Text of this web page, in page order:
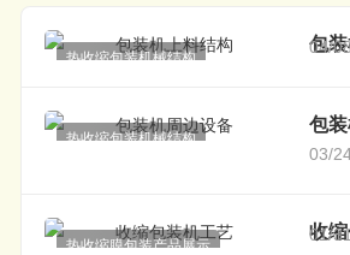
热收缩包装机械结构
包
04/
热收缩包装机械结构
包
03/
热收缩膜包装产品展示
收
01/